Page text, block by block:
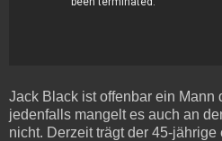
Jack Black ist offenbar ein Mann
jedenfalls mangelt es auch an
nicht. Derzeit trägt der 45-jährige